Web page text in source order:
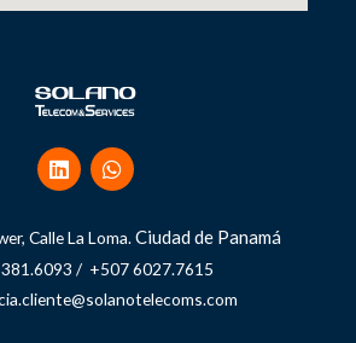
Calle La Loma.Ciudad de Panamá
/ +507 6027.7615